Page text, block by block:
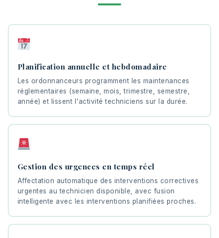
Planification annuelle et hebdomadaire
Les ordonnanceurs programment les maintenances
réglementaires (semaine, mois, trimestre, semestre,
année) et lissent l'activité techniciens sur la durée.
Gestion des urgences en temps réel
Affectation automatique des interventions correctives
urgentes au technicien disponible, avec fusion
intelligente avec les interventions planifiées proches.